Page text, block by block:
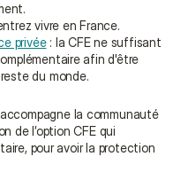
vivre en France.
privée : la CFE ne suffisant
afin d'être
du monde.
accompagne la communauté
de l’option CFE qui
pour avoir la protection